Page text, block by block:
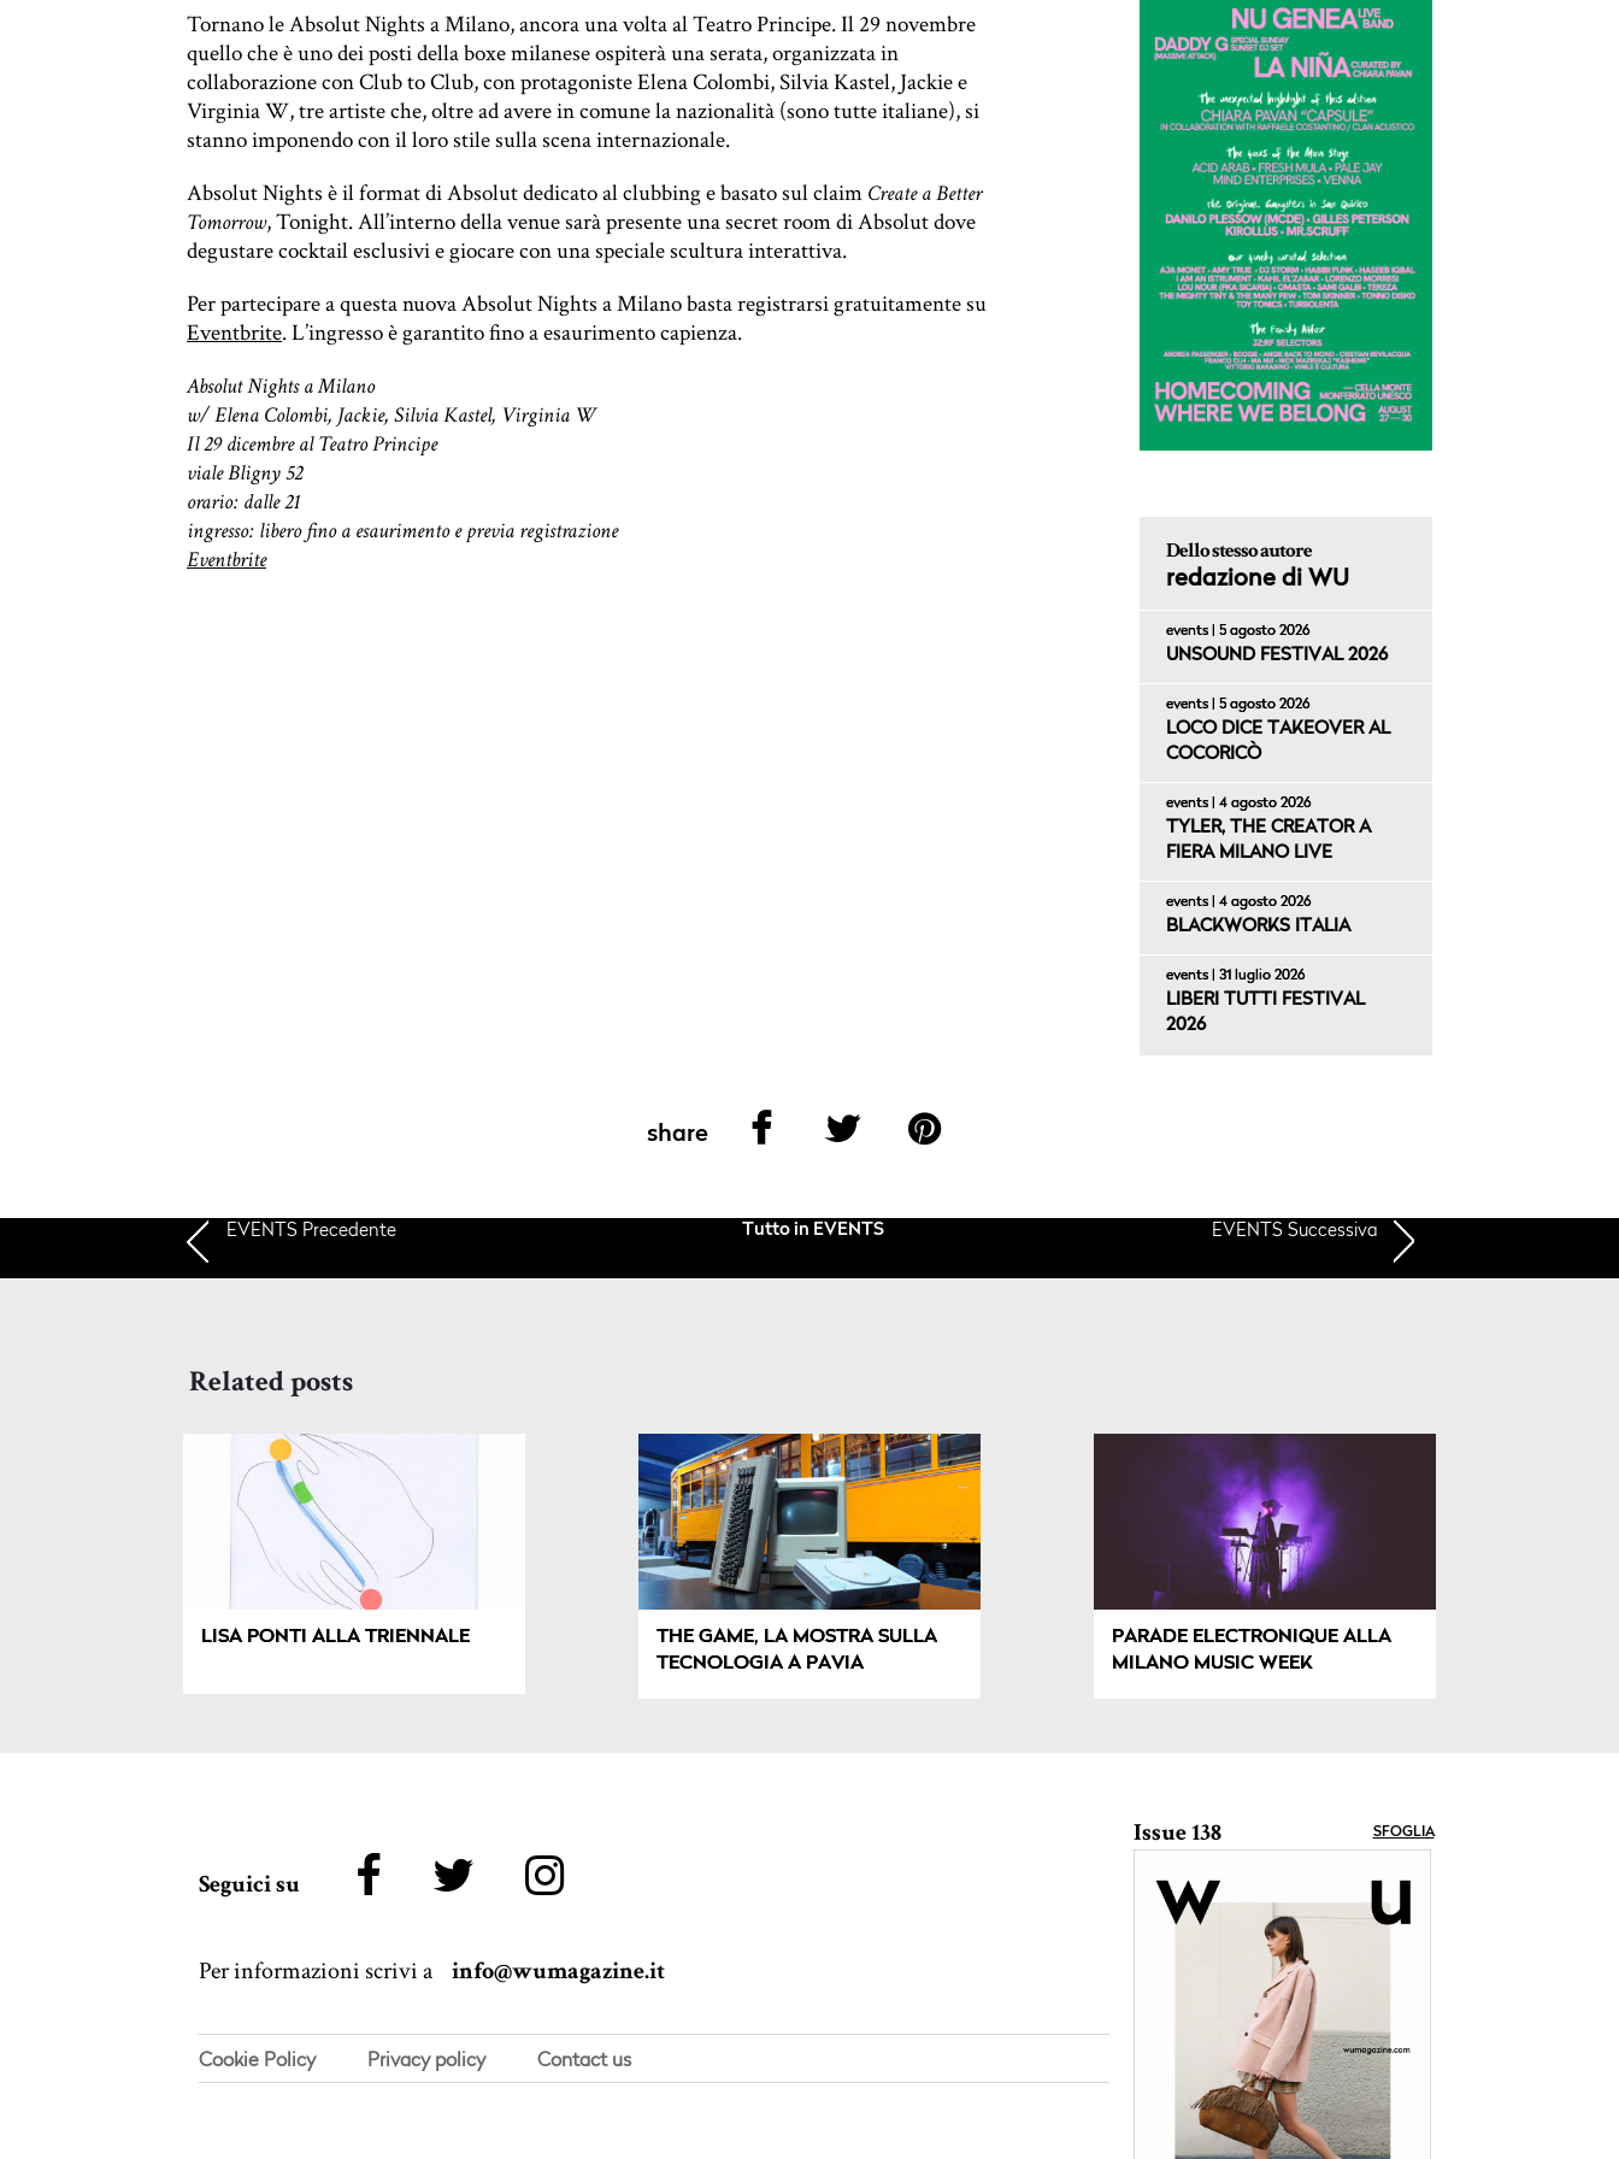
Tornano le Absolut Nights a Milano, ancora una volta al Teatro Principe. Il 29 novembre
quello che è uno dei posti della boxe milanese ospiterà una serata, organizzata in
collaborazione con Club to Club, con protagoniste Elena Colombi, Silvia Kastel, Jackie e
Virginia W, tre artiste che, oltre ad avere in comune la nazionalità (sono tutte italiane), si
stanno imponendo con il loro stile sulla scena internazionale.
Absolut Nights è il format di Absolut dedicato al clubbing e basato sul claim Create a Better
Tomorrow, Tonight. All’interno della venue sarà presente una secret room di Absolut dove
degustare cocktail esclusivi e giocare con una speciale scultura interattiva.
Per partecipare a questa nuova Absolut Nights a Milano basta registrarsi gratuitamente su
Eventbrite. L’ingresso è garantito fino a esaurimento capienza.
Absolut Nights a Milano
w/ Elena Colombi, Jackie, Silvia Kastel, Virginia W
Il 29 dicembre al Teatro Principe
viale Bligny 52
orario: dalle 21
ingresso: libero fino a esaurimento e previa registrazione
Eventbrite
Dello stesso autore
redazione di WU
events | 5 agosto 2026
UNSOUND FESTIVAL 2026
events | 5 agosto 2026
LOCO DICE TAKEOVER AL
COCORICÒ
events | 4 agosto 2026
TYLER, THE CREATOR A
FIERA MILANO LIVE
events | 4 agosto 2026
BLACKWORKS ITALIA
events | 31 luglio 2026
LIBERI TUTTI FESTIVAL
2026
share
EVENTS Precedente Tutto in EVENTS EVENTS Successiva
Related posts
LISA PONTI ALLA TRIENNALE
THE GAME, LA MOSTRA SULLA
TECNOLOGIA A PAVIA
PARADE ELECTRONIQUE ALLA
MILANO MUSIC WEEK
Seguici su
Per informazioni scrivi a info@wumagazine.it
Cookie Policy Privacy policy Contact us
Issue 138 SFOGLIA